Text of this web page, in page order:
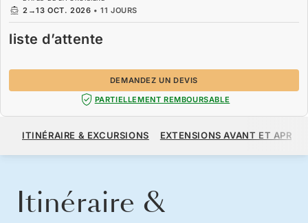
2 →13 OCT. 2026 •11 JOURS
liste d’attente
DEMANDEZ UN DEVIS
PARTIELLEMENT REMBOURSABLE
LISTE D’ATTENTE
ITINÉRAIRE & EXCURSIONS EXTENSIONS AVANT ET APRÈS
Itinéraire &